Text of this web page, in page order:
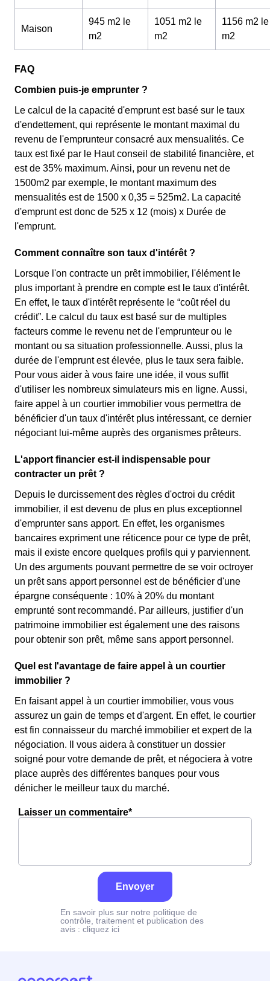
Maison
945 m2 le
m2
1051 m2 le
m2
1156 m2 le
m2
FAQ
Combien puis-je emprunter ?
Le calcul de la capacité d'emprunt est basé sur le taux
d'endettement, qui représente le montant maximal du
revenu de l'emprunteur consacré aux mensualités. Ce
taux est fixé par le Haut conseil de stabilité financière, et
est de 35% maximum. Ainsi, pour un revenu net de
1500m2 par exemple, le montant maximum des
mensualités est de 1500 x 0,35 = 525m2. La capacité
d'emprunt est donc de 525 x 12 (mois) x Durée de
l'emprunt.
Comment connaître son taux d'intérêt ?
Lorsque l'on contracte un prêt immobilier, l'élément le
plus important à prendre en compte est le taux d'intérêt.
En effet, le taux d'intérêt représente le “coût réel du
crédit”. Le calcul du taux est basé sur de multiples
facteurs comme le revenu net de l'emprunteur ou le
montant ou sa situation professionnelle. Aussi, plus la
durée de l'emprunt est élevée, plus le taux sera faible.
Pour vous aider à vous faire une idée, il vous suffit
d'utiliser les nombreux simulateurs mis en ligne. Aussi,
faire appel à un courtier immobilier vous permettra de
bénéficier d'un taux d'intérêt plus intéressant, ce dernier
négociant lui-même auprès des organismes prêteurs.
L'apport financier est-il indispensable pour
contracter un prêt ?
Depuis le durcissement des règles d'octroi du crédit
immobilier, il est devenu de plus en plus exceptionnel
d'emprunter sans apport. En effet, les organismes
bancaires expriment une réticence pour ce type de prêt,
mais il existe encore quelques profils qui y parviennent.
Un des arguments pouvant permettre de se voir octroyer
un prêt sans apport personnel est de bénéficier d'une
épargne conséquente : 10% à 20% du montant
emprunté sont recommandé. Par ailleurs, justifier d'un
patrimoine immobilier est également une des raisons
pour obtenir son prêt, même sans apport personnel.
Quel est l'avantage de faire appel à un courtier
immobilier ?
En faisant appel à un courtier immobilier, vous vous
assurez un gain de temps et d'argent. En effet, le courtier
est fin connaisseur du marché immobilier et expert de la
négociation. Il vous aidera à constituer un dossier
soigné pour votre demande de prêt, et négociera à votre
place auprès des différentes banques pour vous
dénicher le meilleur taux du marché.
Laisser un commentaire*
Envoyer
En savoir plus sur notre politique de
contrôle, traitement et publication des
avis : cliquez ici